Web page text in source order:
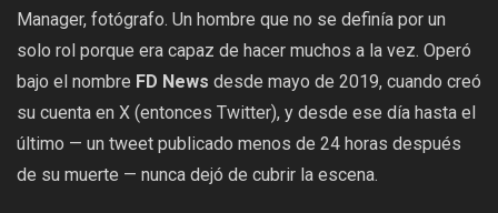
Manager, fotógrafo. Un hombre que no se definía por un
solo rol porque era capaz de hacer muchos a la vez. Operó
bajo el nombre FD News desde mayo de 2019, cuando creó
su cuenta en X (entonces Twitter), y desde ese día hasta el
último — un tweet publicado menos de 24 horas después
de su muerte — nunca dejó de cubrir la escena.